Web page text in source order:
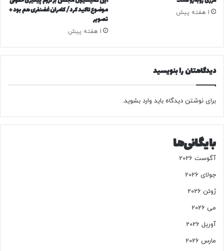
و
ر
ل
د
ی
و
د
س
ن
1 هفته پیش
موضوع تاکید کرد/ کامران غضنفری هم بود +
تصویر
1 هفته پیش
دیدگاهتان را بنویسید
برای نوشتن دیدگاه باید وارد بشوید.
بایگانی‌ها
آگوست 2026
جولای 2026
ژوئن 2026
می 2026
آوریل 2026
مارس 2026